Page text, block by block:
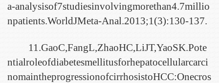
a-analysisof7studiesinvolvingmorethan4.7millio
npatients.WorldJMeta-Anal.2013;1(3):130-137.
11.GaoC,FangL,ZhaoHC,LiJT,YaoSK.Pote
ntialroleofdiabetesmellitusforhepatocellularcarci
nomaintheprogressionofcirrhosistoHCC:Onecros